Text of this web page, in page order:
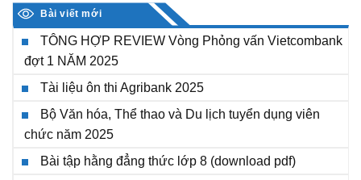
Bài viết mới
TÔNG HỢP REVIEW Vòng Phỏng vấn Vietcombank
đợt 1 NĂM 2025
Tài liệu ôn thi Agribank 2025
Bộ Văn hóa, Thể thao và Du lịch tuyển dụng viên
chức năm 2025
Bài tập hằng đẳng thức lớp 8 (download pdf)